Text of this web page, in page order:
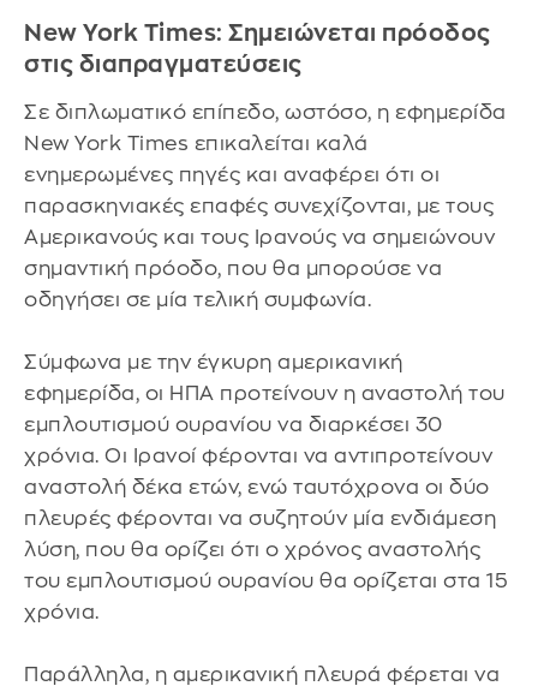
New York Times: Σημειώνεται πρόοδος
στις διαπραγματεύσεις
Σε διπλωματικό επίπεδο, ωστόσο, η εφημερίδα
New York Times επικαλείται καλά
ενημερωμένες πηγές και αναφέρει ότι οι
παρασκηνιακές επαφές συνεχίζονται, με τους
Αμερικανούς και τους Ιρανούς να σημειώνουν
σημαντική πρόοδο, που θα μπορούσε να
οδηγήσει σε μία τελική συμφωνία.
Σύμφωνα με την έγκυρη αμερικανική
εφημερίδα, οι ΗΠΑ προτείνουν η αναστολή του
εμπλουτισμού ουρανίου να διαρκέσει 30
χρόνια. Οι Ιρανοί φέρονται να αντιπροτείνουν
αναστολή δέκα ετών, ενώ ταυτόχρονα οι δύο
πλευρές φέρονται να συζητούν μία ενδιάμεση
λύση, που θα ορίζει ότι ο χρόνος αναστολής
του εμπλουτισμού ουρανίου θα ορίζεται στα 15
χρόνια.
Παράλληλα, η αμερικανική πλευρά φέρεται να